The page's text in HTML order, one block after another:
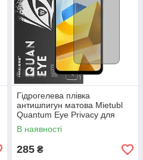
Гідрогелева плівка
антишпигун матова Mietubl
Quantum Eye Privacy для
POCO M5
В наявності
285 ₴